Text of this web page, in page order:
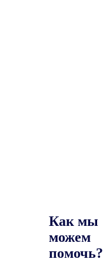
Как мы
можем
помочь?